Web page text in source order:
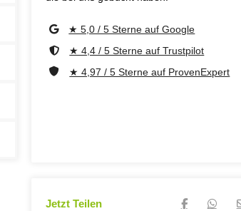
★ 5,0 / 5 Sterne auf Google
★ 4,4 / 5 Sterne auf Trustpilot
★ 4,97 / 5 Sterne auf ProvenExpert
Jetzt Teilen